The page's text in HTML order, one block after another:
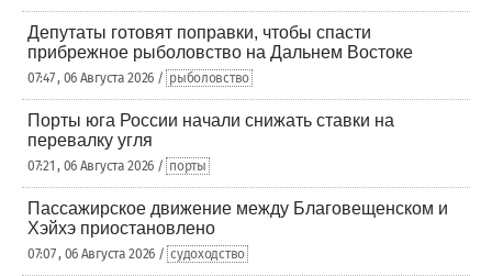
Депутаты готовят поправки, чтобы спасти
прибрежное рыболовство на Дальнем Востоке
07:47 , 06 Августа 2026 / рыболовство
Порты юга России начали снижать ставки на
перевалку угля
07:21 , 06 Августа 2026 / порты
Пассажирское движение между Благовещенском и
Хэйхэ приостановлено
07:07 , 06 Августа 2026 / судоходство